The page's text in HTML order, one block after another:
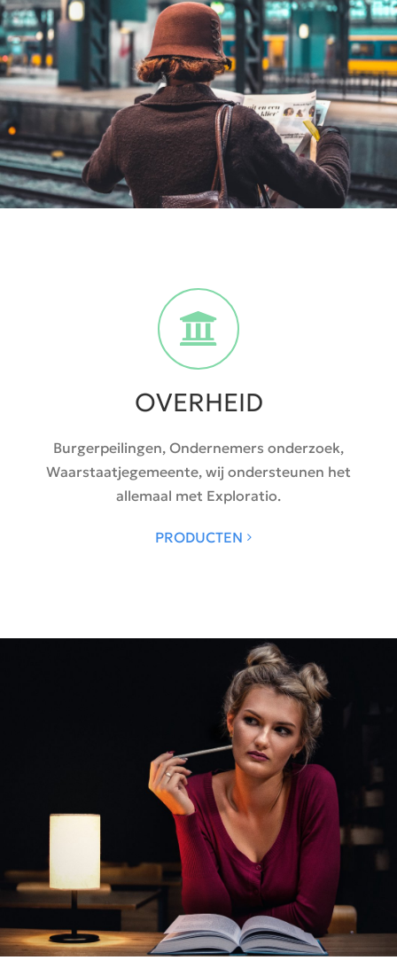
OVERHEID
Burgerpeilingen, Ondernemers onderzoek,
Waarstaatjegemeente, wij ondersteunen het
allemaal met Exploratio.
PRODUCTEN